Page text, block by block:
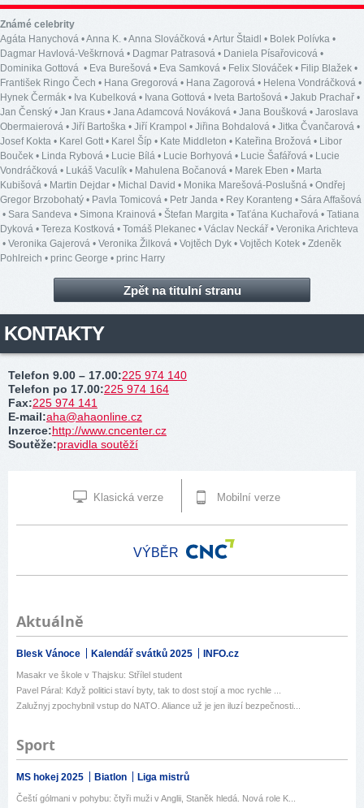
Známé celebrity
Agáta Hanychová •Anna K. •Anna Slováčková •Artur Štaidl • Bolek Polívka •
Dagmar Havlová-Veškrnová • Dagmar Patrasová • Daniela Písařovicová •
Dominika Gottová • Eva Burešová • Eva Samková • Felix Slováček • Filip Blažek •
František Ringo Čech • Hana Gregorová • Hana Zagorová • Helena Vondráčková •
Hynek Čermák • Iva Kubelková • Ivana Gottová • Iveta Bartošová • Jakub Prachař •
Jan Čenský • Jan Kraus • Jana Adamcová Nováková • Jana Boušková • Jaroslava
Obermaierová • Jiří Bartoška • Jiří Krampol • Jiřina Bohdalová • Jitka Čvančarová •
Josef Kokta • Karel Gott • Karel Šíp • Kate Middleton • Kateřina Brožová • Libor
Bouček • Linda Rybová • Lucie Bílá • Lucie Borhyová • Lucie Šafářová • Lucie
Vondráčková • Lukáš Vaculík • Mahulena Bočanová • Marek Eben • Marta
Kubišová • Martin Dejdar • Michal David • Monika Marešová-Poslušná • Ondřej
Gregor Brzobohatý • Pavla Tomicová • Petr Janda • Rey Koranteng • Sára Affašová
• Sara Sandeva • Simona Krainová • Štefan Margita • Taťána Kuchařová • Tatiana
Dyková • Tereza Kostková • Tomáš Plekanec • Václav Neckář • Veronika Arichteva
• Veronika Gajerová • Veronika Žilková • Vojtěch Dyk • Vojtěch Kotek • Zdeněk
Pohlreich • princ George • princ Harry
Zpět na titulní stranu
KONTAKTY
Telefon 9.00 – 17.00:225 974 140
Telefon po 17.00:225 974 164
Fax:225 974 141
E-mail:aha@ahaonline.cz
Inzerce:http://www.cncenter.cz
Soutěže:pravidla soutěží
Klasická verze Mobilní verze
VÝBĚR
Aktuálně
Blesk Vánoce Kalendář svátků 2025 INFO.cz
Masakr ve škole v Thajsku: Střílel student
Pavel Páral: Když politici staví byty, tak to dost stojí a moc rychle ...
Zalužnyj zpochybnil vstup do NATO. Aliance už je jen iluzí bezpečnosti...
Sport
MS hokej 2025 Biatlon Liga mistrů
Čeští gólmani v pohybu: čtyři muži v Anglii, Staněk hledá. Nová role K...